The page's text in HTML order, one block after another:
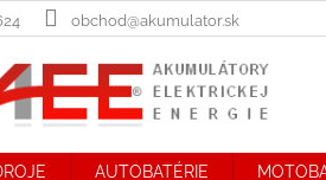
obchod@akumulator.sk
AUTOBATÉRIE